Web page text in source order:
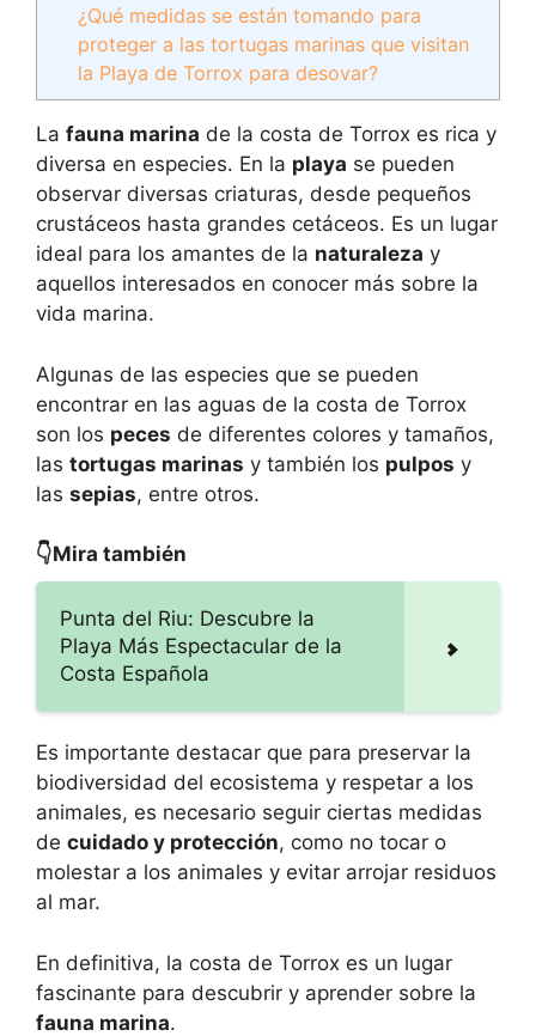
¿Qué medidas se están tomando para
proteger a las tortugas marinas que visitan
la Playa de Torrox para desovar?
La fauna marina de la costa de Torrox es rica y
diversa en especies. En la playa se pueden
observar diversas criaturas, desde pequeños
crustáceos hasta grandes cetáceos. Es un lugar
ideal para los amantes de la naturaleza y
aquellos interesados en conocer más sobre la
vida marina.
Algunas de las especies que se pueden
encontrar en las aguas de la costa de Torrox
son los peces de diferentes colores y tamaños,
las tortugas marinas y también los pulpos y
las sepias, entre otros.
👇Mira también
Punta del Riu: Descubre la
Playa Más Espectacular de la
Costa Española
Es importante destacar que para preservar la
biodiversidad del ecosistema y respetar a los
animales, es necesario seguir ciertas medidas
de cuidado y protección, como no tocar o
molestar a los animales y evitar arrojar residuos
al mar.
En definitiva, la costa de Torrox es un lugar
fascinante para descubrir y aprender sobre la
fauna marina.